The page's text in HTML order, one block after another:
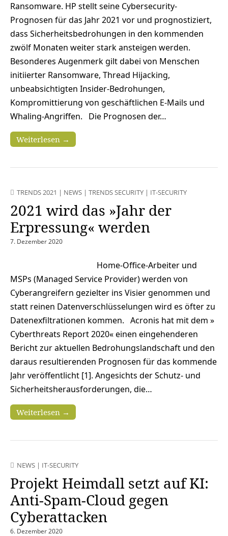
Ransomware. HP stellt seine Cybersecurity-
Prognosen für das Jahr 2021 vor und prognostiziert,
dass Sicherheitsbedrohungen in den kommenden
zwölf Monaten weiter stark ansteigen werden.
Besonderes Augenmerk gilt dabei von Menschen
initiierter Ransomware, Thread Hijacking,
unbeabsichtigten Insider-Bedrohungen,
Kompromittierung von geschäftlichen E-Mails und
Whaling-Angriffen. Die Prognosen der…
Weiterlesen →
TRENDS 2021 | NEWS | TRENDS SECURITY | IT-SECURITY
2021 wird das »Jahr der
Erpressung« werden
7. Dezember 2020
Home-Office-Arbeiter und
MSPs (Managed Service Provider) werden von
Cyberangreifern gezielter ins Visier genommen und
statt reinen Datenverschlüsselungen wird es öfter zu
Datenexfiltrationen kommen. Acronis hat mit dem »
Cyberthreats Report 2020« einen eingehenderen
Bericht zur aktuellen Bedrohungslandschaft und den
daraus resultierenden Prognosen für das kommende
Jahr veröffentlicht [1]. Angesichts der Schutz- und
Sicherheitsherausforderungen, die…
Weiterlesen →
NEWS | IT-SECURITY
Projekt Heimdall setzt auf KI:
Anti-Spam-Cloud gegen
Cyberattacken
6. Dezember 2020